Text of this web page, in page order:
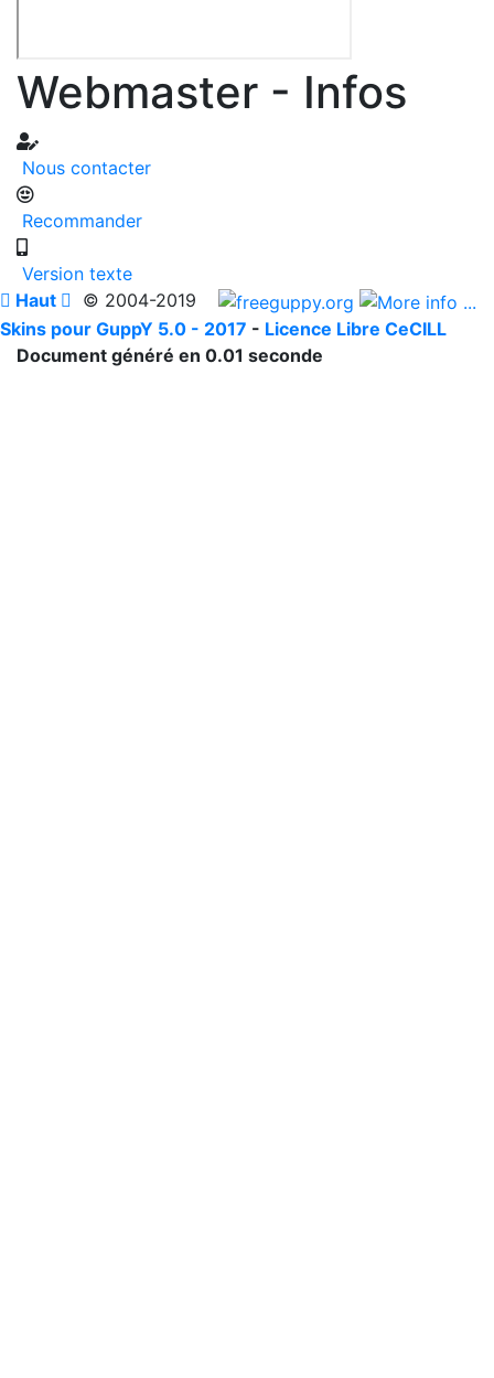
Webmaster - Infos
Nous contacter
Recommander
Version texte
 Haut  © 2004-2019
Skins pour GuppY 5.0 - 2017 - Licence Libre CeCILL
Document généré en 0.01 seconde